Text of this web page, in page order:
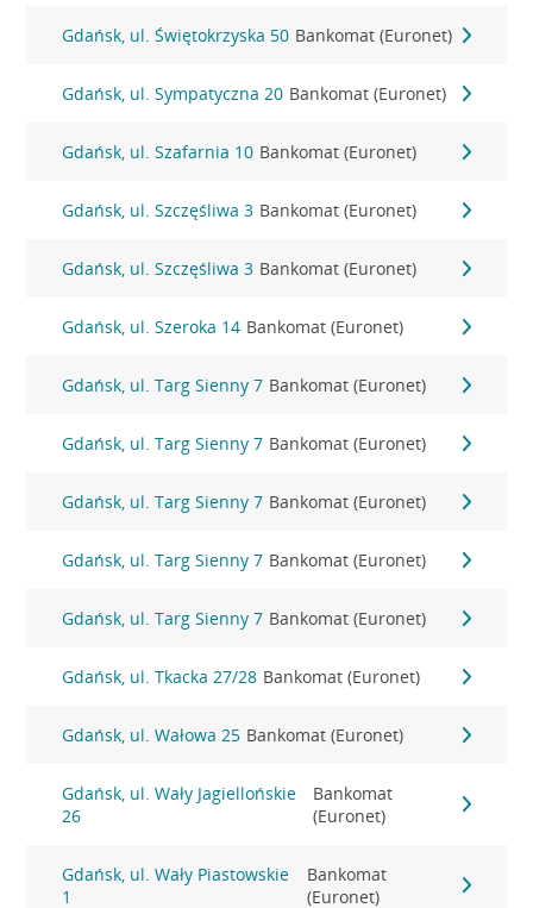
Gdańsk, ul. Świętokrzyska 50 Bankomat (Euronet)
Gdańsk, ul. Sympatyczna 20 Bankomat (Euronet)
Gdańsk, ul. Szafarnia 10 Bankomat (Euronet)
Gdańsk, ul. Szczęśliwa 3 Bankomat (Euronet)
Gdańsk, ul. Szczęśliwa 3 Bankomat (Euronet)
Gdańsk, ul. Szeroka 14 Bankomat (Euronet)
Gdańsk, ul. Targ Sienny 7 Bankomat (Euronet)
Gdańsk, ul. Targ Sienny 7 Bankomat (Euronet)
Gdańsk, ul. Targ Sienny 7 Bankomat (Euronet)
Gdańsk, ul. Targ Sienny 7 Bankomat (Euronet)
Gdańsk, ul. Targ Sienny 7 Bankomat (Euronet)
Gdańsk, ul. Tkacka 27/28 Bankomat (Euronet)
Gdańsk, ul. Wałowa 25 Bankomat (Euronet)
Gdańsk, ul. Wały Jagiellońskie
26
Bankomat
(Euronet)
Gdańsk, ul. Wały Piastowskie
1
Bankomat
(Euronet)